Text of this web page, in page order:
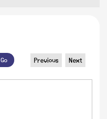
Go Previous Next